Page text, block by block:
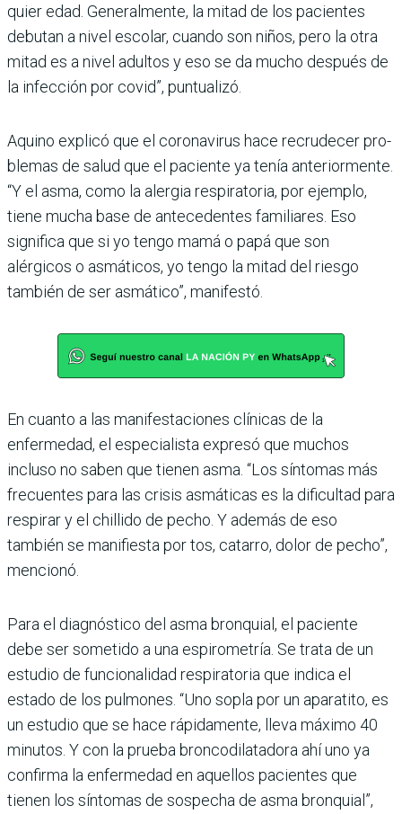
quier edad. Generalmente, la mitad de los pacientes
debu­tan a nivel escolar, cuando son niños, pero la otra
mitad es a nivel adultos y eso se da mucho después de
la infección por covid”, puntualizó.
Aquino explicó que el coro­navirus hace recrudecer pro­
blemas de salud que el paciente ya tenía anteriormente.
“Y el asma, como la alergia respi­ratoria, por ejemplo,
tiene mucha base de antecedentes familiares. Eso
significa que si yo tengo mamá o papá que son
alérgicos o asmáticos, yo tengo la mitad del riesgo
también de ser asmático”, manifestó.
En cuanto a las manifestacio­nes clínicas de la
enfermedad, el especialista expresó que muchos
incluso no saben que tienen asma. “Los síntomas más
frecuentes para las crisis asmáticas es la dificultad para
respirar y el chillido de pecho. Y además de eso
también se manifiesta por tos, catarro, dolor de pecho”,
mencionó.
Para el diagnóstico del asma bronquial, el paciente
debe ser sometido a una espiro­metría. Se trata de un
estu­dio de funcionalidad respi­ratoria que indica el
estado de los pulmones. “Uno sopla por un aparatito, es
un estu­dio que se hace rápidamente, lleva máximo 40
minutos. Y con la prueba broncodila­tadora ahí uno ya
confirma la enfermedad en aquellos pacientes que
tienen los sín­tomas de sospecha de asma bronquial”,